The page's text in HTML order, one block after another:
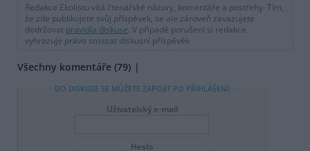
Redakce Ekolistu vítá čtenářské názory, komentáře a postřehy. Tím,
že zde publikujete svůj příspěvek, se ale zároveň zavazujete
dodržovat pravidla diskuse. V případě porušení si redakce
vyhrazuje právo smazat diskusní příspěvěk
Všechny komentáře (79)
DO DISKUZE SE MŮŽETE ZAPOJIT PO PŘIHLÁŠENÍ
Uživatelský e-mail
Heslo